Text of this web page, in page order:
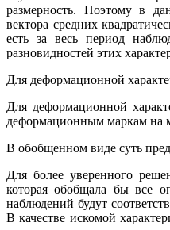
размерность. Поэтому в
вектора средних
есть за весь период
разновидностей этих
Для деформационной
Для деформационной
деформационным маркам на
В обобщенном виде суть
Для более уверенного
которая обобщала бы все
наблюдений будут
В качестве искомой